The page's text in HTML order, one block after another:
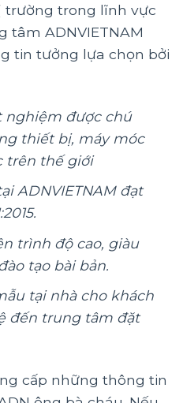
trường trong lĩnh vực
tâm ADNVIETNAM
tin tưởng lựa chọn bởi
nghiệm được chú
thiết bị, máy móc
trên thế giới
ADNVIETNAM đạt
trình độ cao, giàu
tạo bài bản.
tại nhà cho khách
đến trung tâm đặt
cấp những thông tin